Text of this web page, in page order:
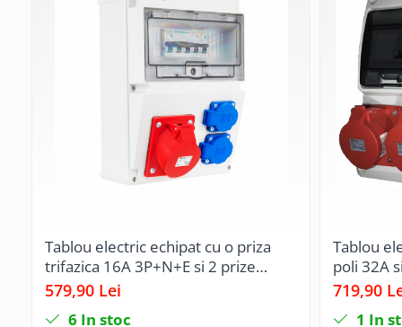
Prelungitoare pe tambur
Prelungitoare industriale
Distribuitoare de curent
Doze din plastic
Doze aluminiu
Doze incastrate
Tablou electric echipat cu o priza
trifazica 16A 3P+N+E si 2 prize
monofazice schuko 16A precablat,
579,90 Lei
6 In stoc
Tablou
poli 32A
schuko si
719,90
1 In